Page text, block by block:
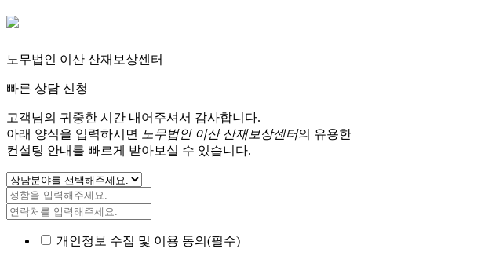
노무법인 이산 산재보상센터
빠른 상담 신청
고객님의 귀중한 시간 내어주셔서 감사합니다.
아래 양식을 입력하시면
노무법인 이산 산재보상센터의 유용한
컨설팅 안내를 빠르게 받아보실 수 있습니다.
개인정보 수집 및 이용 동의(필수)